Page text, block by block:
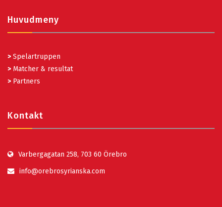
Huvudmeny
> Spelartruppen
> Matcher & resultat
> Partners
Kontakt
Varbergagatan 258, 703 60 Örebro
info@orebrosyrianska.com